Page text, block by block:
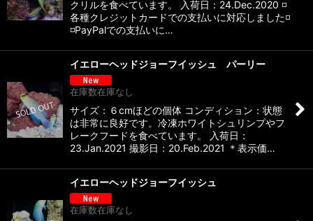
クリルを食べています。 入荷日：24.Dec.2020 ◽️
各種クレジットカードでの支払いに対応しました◽️
◽️PayPalでの支払いに…
イエローヘッドジョーフイッシュ パーリー
在庫数在庫なし
サイズ：６cmほどの個体 コンディション：状態
は非常に良好です。冷凍ホワイトシュリンプやフ
レークフードを食べています。 入荷日：
23.Jan.2021 撮影日：20.Feb.2021 ＊表示価…
イエローヘッドジョーフイッシュ
在庫数在庫なし